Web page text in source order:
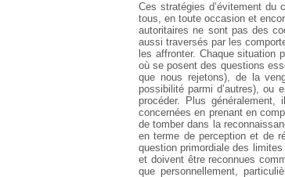
Ces stratégies d’évitement du
tous, en toute occasion et
autoritaires ne sont pas des
aussi traversés par les
les affronter. Chaque situation
où se posent des questions
que nous rejetons), de la
possibilité parmi d’autres), ou
procéder. Plus
concernées en prenant en
de tomber dans la
en terme de perception et de
question primordiale des limites
et doivent être reconnues
que personnellement,